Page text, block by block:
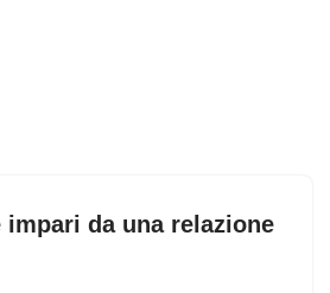
impari da una relazione